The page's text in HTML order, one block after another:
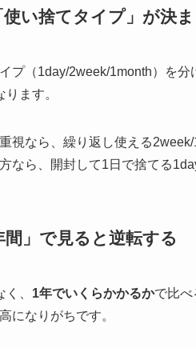
い捨てタイプ」が決ま
プ（1day/2week/1month）を分
ます。
視なら、繰り返し使える
なら、開封して1日で捨てる
」で見ると逆転する
、 1年でいくらかかるかで比べ
になりがちです。